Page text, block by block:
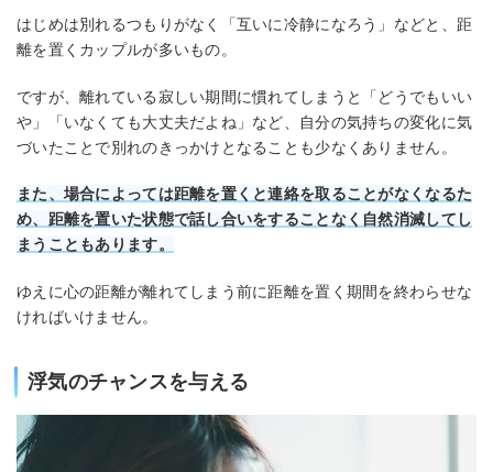
はじめは別れるつもりがなく「互いに冷静になろう」などと、距
離を置くカップルが多いもの。
ですが、離れている寂しい期間に慣れてしまうと「どうでもいい
や」「いなくても大丈夫だよね」など、自分の気持ちの変化に気
づいたことで別れのきっかけとなることも少なくありません。
また、場合によっては距離を置くと連絡を取ることがなくなるた
め、距離を置いた状態で話し合いをすることなく自然消滅してし
まうこともあります。
ゆえに心の距離が離れてしまう前に距離を置く期間を終わらせな
ければいけません。
浮気のチャンスを与える